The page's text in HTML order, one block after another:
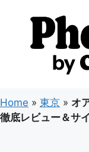
ス
キ
ッ
Home » 東京 » オ
徹底レビュー＆サ